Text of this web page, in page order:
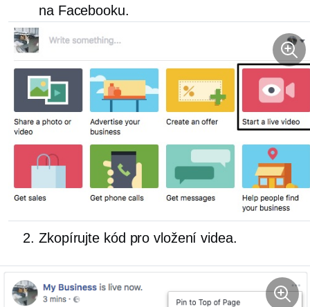
na Facebooku.
Zkopírujte kód pro vložení videa.